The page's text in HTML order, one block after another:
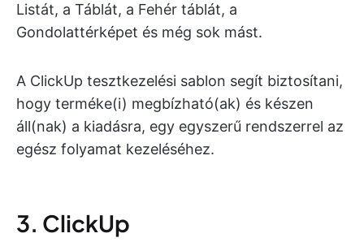
Listát, a Táblát, a Fehér táblát, a
Gondolattérképet és még sok mást.
A ClickUp tesztkezelési sablon segít biztosítani,
hogy terméke(i) megbízható(ak) és készen
áll(nak) a kiadásra, egy egyszerű rendszerrel az
egész folyamat kezeléséhez.
3. ClickUp